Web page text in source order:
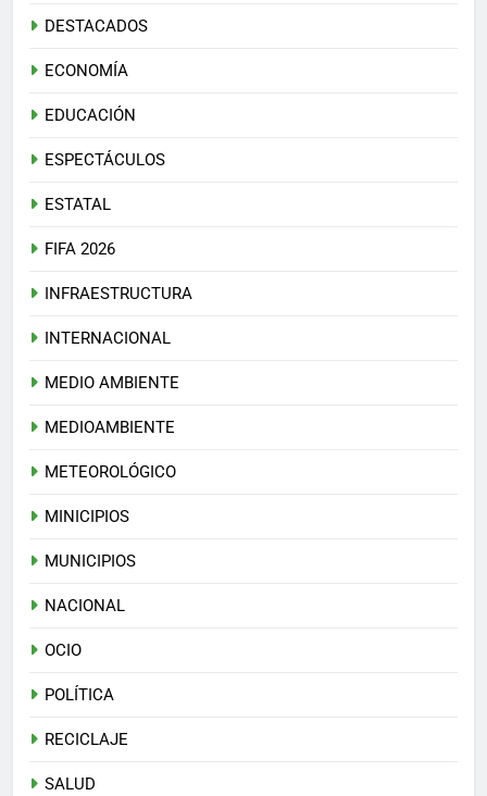
DESTACADOS
ECONOMÍA
EDUCACIÓN
ESPECTÁCULOS
ESTATAL
FIFA 2026
INFRAESTRUCTURA
INTERNACIONAL
MEDIO AMBIENTE
MEDIOAMBIENTE
METEOROLÓGICO
MINICIPIOS
MUNICIPIOS
NACIONAL
OCIO
POLÍTICA
RECICLAJE
SALUD